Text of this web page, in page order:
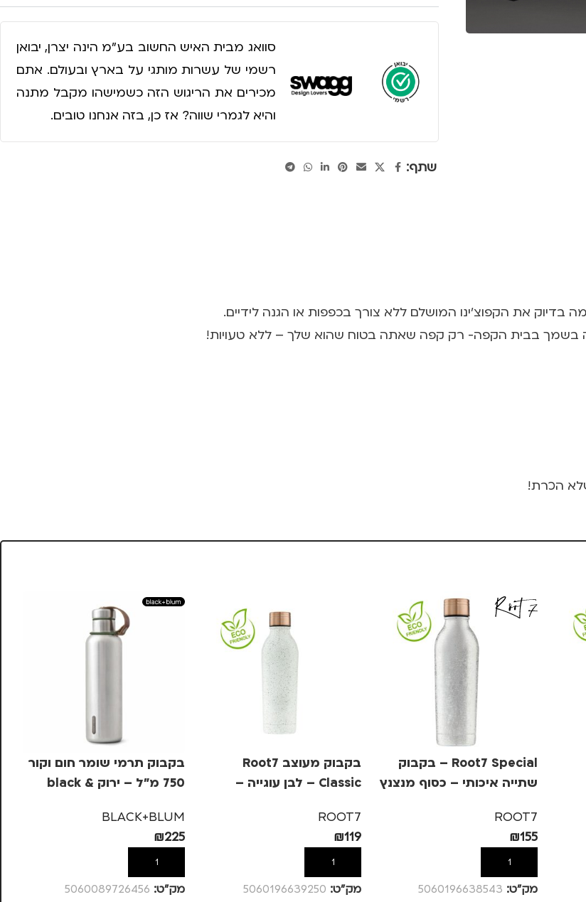
סוואג מבית האיש החשוב בע״מ הינה יצרן, יבואן
רשמי של עשרות מותגי על בארץ ובעולם. אתם
מכירים את הריגוש הזה כשמישהו מקבל מתנה
והיא לגמרי שווה? אז כן, בזה אנחנו טובים.
שתף:
את הקפוצ'ינו המושלם ללא צורך בכפפות או הגנה לידיים.
בשמך בבית הקפה- רק קפה שאתה בטוח שהוא שלך – ללא טעויות!
הכרת!
Root7 Special – בקבוק
שתייה איכותי – כסוף מנצנץ
ROOT7
₪155
הוספה לסל
מק”ט: 5060196638543
בקבוק מעוצב Root7
Classic – לבן עוגייה –
ROOT7
₪119
הוספה לסל
מק”ט: 5060196639250
בקבוק תרמי שומר חום וקור
750 מ"ל – ירוק black &
BLACK+BLUM
₪225
הוספה לסל
מק”ט: 5060089726456